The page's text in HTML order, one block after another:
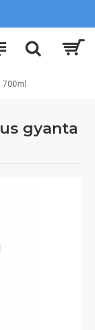
gyanta